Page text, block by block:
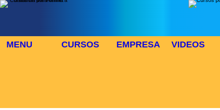
MENU CURSOS EMPRESA VIDEOS